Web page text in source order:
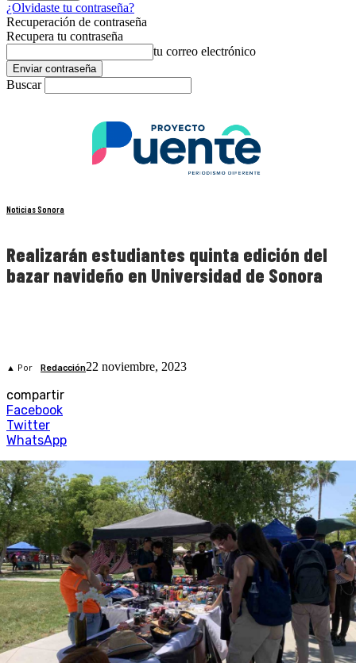
¿Olvidaste tu contraseña?
Recuperación de contraseña
Recupera tu contraseña
tu correo electrónico
Buscar
Noticias Sonora
Realizarán estudiantes quinta edición del
bazar navideño en Universidad de Sonora
▲ Por Redacción22 noviembre, 2023
compartir
Facebook
Twitter
WhatsApp